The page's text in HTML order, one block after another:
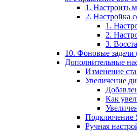
1. Настроить
2. Настройка
1.
2.
3.
10. Фоновые задачи
Дополнительные
Изменение
Увеличение
Как
Подключение
Ручная